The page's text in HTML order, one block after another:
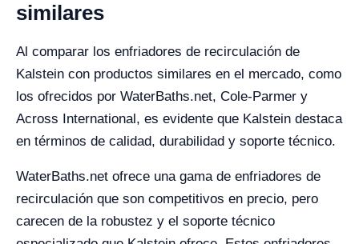
similares
Al comparar los enfriadores de recirculación de
Kalstein con productos similares en el mercado, como
los ofrecidos por WaterBaths.net, Cole-Parmer y
Across International, es evidente que Kalstein destaca
en términos de calidad, durabilidad y soporte técnico.
WaterBaths.net ofrece una gama de enfriadores de
recirculación que son competitivos en precio, pero
carecen de la robustez y el soporte técnico